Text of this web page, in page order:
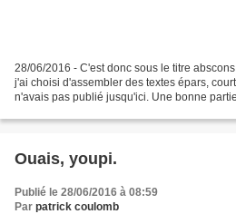
28/06/2016 - C'est donc sous le titre
j'ai choisi d'assembler des textes épars,
n'avais pas publié jusqu'ici. Une bonne
Ouais, youpi.
Publié le 28/06/2016 à 08:59
Par patrick coulomb